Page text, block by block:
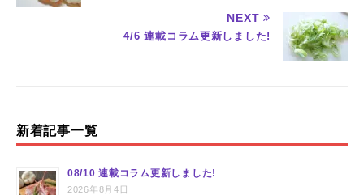
e te
st
NEXT
4/6 連載コラム更新しました!
新着記事一覧
08/10 連載コラム更新しました!
2026年8月4日